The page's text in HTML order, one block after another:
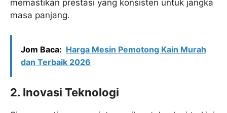
memastikan prestasi yang konsisten untuk jangka
masa panjang.
Jom Baca: Harga Mesin Pemotong Kain Murah
dan Terbaik 2026
2. Inovasi Teknologi